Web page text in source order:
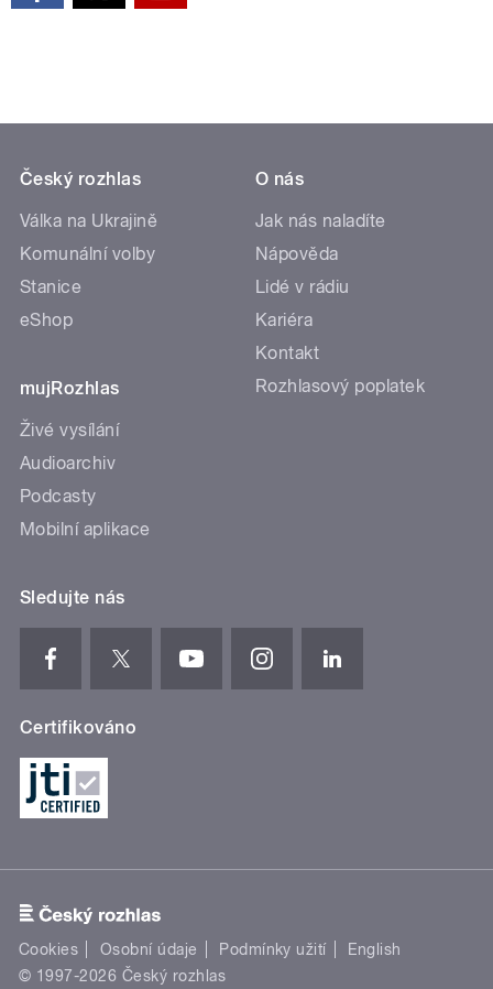
Český rozhlas
Válka na Ukrajině
Komunální volby
Stanice
eShop
mujRozhlas
Živé vysílání
Audioarchiv
Podcasty
Mobilní aplikace
O nás
Jak nás naladíte
Nápověda
Lidé v rádiu
Kariéra
Kontakt
Rozhlasový poplatek
Sledujte nás
Certifikováno
Cookies Osobní údaje Podmínky užití
English
© 1997-2026 Český rozhlas